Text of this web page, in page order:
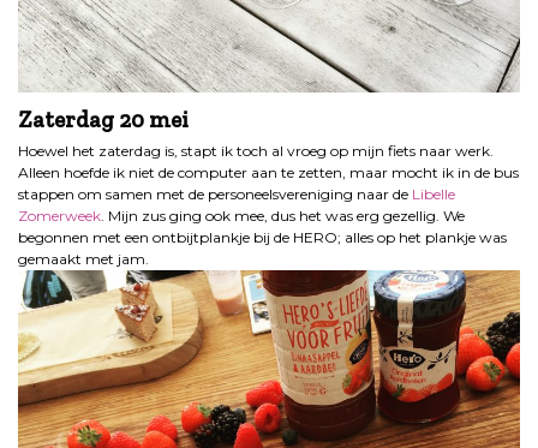
Zaterdag 20 mei
Hoewel het zaterdag is, stapt ik toch al vroeg op mijn fiets naar werk.
Alleen hoefde ik niet de computer aan te zetten, maar mocht ik in de bus
stappen om samen met de personeelsvereniging naar de Libelle
Zomerweek . Mijn zus ging ook mee, dus het was erg gezellig. We
begonnen met een ontbijtplankje bij de HERO; alles op het plankje was
gemaakt met jam.